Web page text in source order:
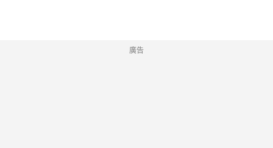
廣告